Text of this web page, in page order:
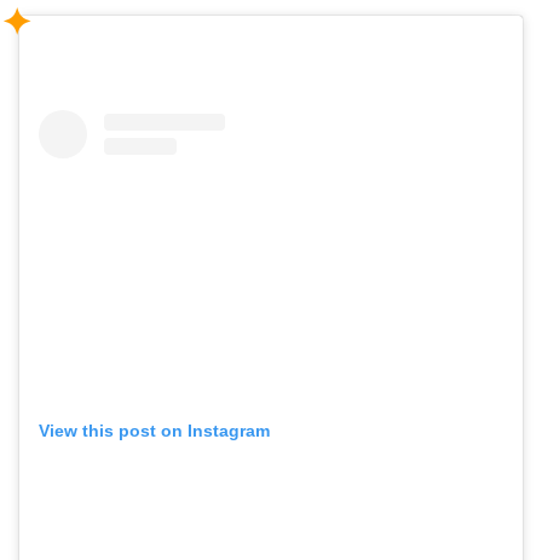
View this post on Instagram